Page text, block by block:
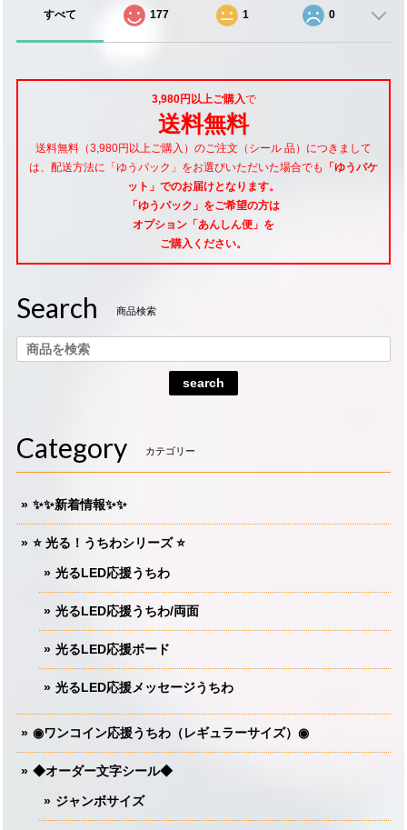
すべて 177 1 0
3,980円以上ご購入で
送料無料
送料無料（3,980円以上ご購入）のご注文（シール 品）につきまして
は、配送方法に「ゆうパック」をお選びいただいた場合でも
「ゆうパケ
ット」でのお届けとなります。
「ゆうパック」をご希望の方は
オプション「あんしん便」 を
ご購入ください。
Search 商品検索
search
Category カテゴリー
✨✨新着情報✨✨
⭐️ 光る！うちわシリーズ ⭐️
光るLED応援うちわ
光るLED応援うちわ/両面
光るLED応援ボード
光るLED応援メッセージうちわ
◉ワンコイン応援うちわ（レギュラーサイズ）◉
◆オーダー文字シール◆
ジャンボサイズ